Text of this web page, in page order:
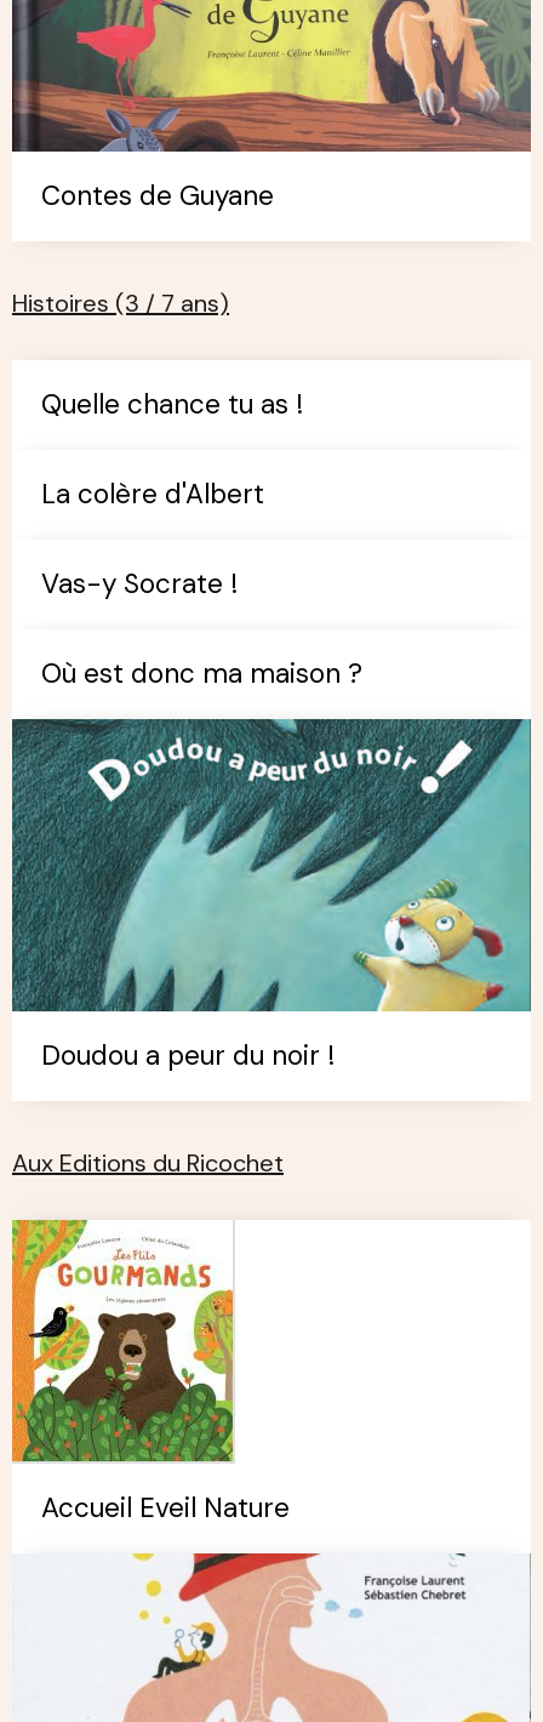
Contes de Guyane
Histoires (3 / 7 ans)
Quelle chance tu as !
La colère d'Albert
Vas-y Socrate !
Où est donc ma maison ?
Doudou a peur du noir !
Aux Editions du Ricochet
Accueil Eveil Nature